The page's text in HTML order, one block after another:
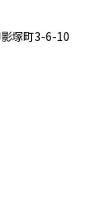
塚町3-6-10